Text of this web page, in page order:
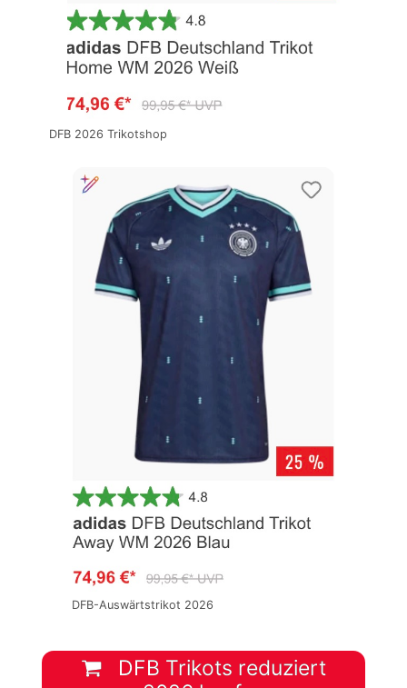
DFB 2026 Trikotshop
DFB-Auswärtstrikot 2026
DFB Trikots reduziert